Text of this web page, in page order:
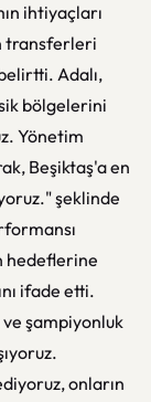
ihtiyaçları
transferleri
Adalı,
bölgelerini
Yönetim
Beşiktaş'a en
şeklinde
hedeflerine
ifade etti.
ve şampiyonluk
onların